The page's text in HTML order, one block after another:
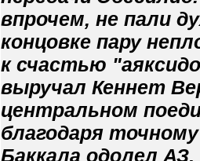
впрочем, не пали
концовке пару
к счастью
выручал Кеннет
центральном
благодаря
Баккала одолел